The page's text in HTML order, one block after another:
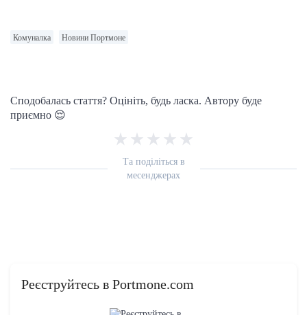
Комуналка Новини Портмоне
Сподобалась стаття? Оцініть, будь ласка. Автору буде
приємно 😌
Та поділіться в
месенджерах
Реєструйтесь в Portmone.com